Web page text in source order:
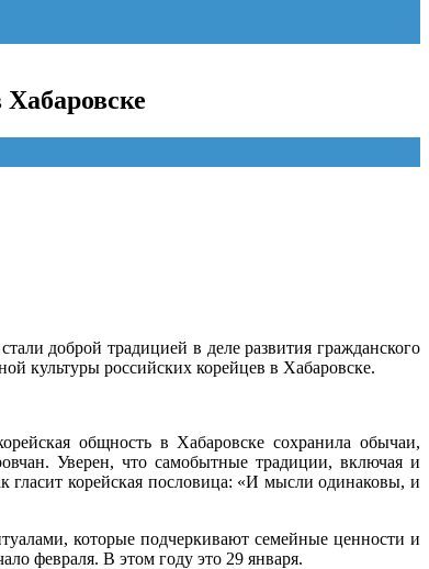
доброй традицией в деле развития гражданского
культуры российских корейцев в Хабаровске.
общность в Хабаровске сохранила обычаи,
Уверен, что самобытные традиции, включая и
гласит корейская пословица: «И мысли одинаковы, и
которые подчеркивают семейные ценности и
февраля. В этом году это 29 января.